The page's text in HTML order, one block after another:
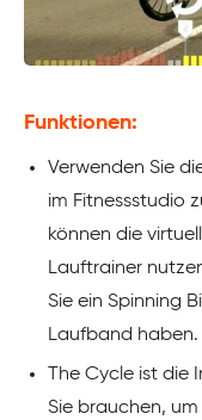
Funktionen:
Verwenden Sie
im Fitnessstudio
können die
Lauftrainer
Sie ein Spinning
Laufband haben.
The Cycle ist
Sie brauchen, um